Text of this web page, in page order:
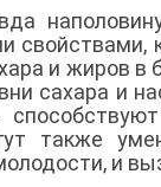
свойствами,
и жиров
сахара и
также
и